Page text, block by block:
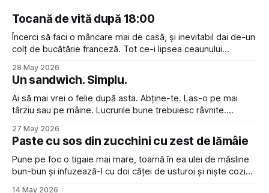
Tocană de vită după 18:00
Încerci să faci o mâncare mai de casă, și inevitabil dai de-un
colț de bucătărie franceză. Tot ce-i lipsea ceaunului
loc de apă, și o atitudine disprețuitoare față de cei care nu
pot pronunța “croissant” cu
28 May 2026
Un sandwich. Simplu.
Ai să mai vrei o felie după asta. Abține-te. Las-o pe mai
târziu sau pe mâine. Lucrurile bune trebuiesc râvnite.
toată ziua, cu anticipație.
27 May 2026
Paste cu sos din zucchini cu zest de lămâie
Pune pe foc o tigaie mai mare, toarnă în ea ulei de măsline
bun-bun și infuzează-l cu doi căței de usturoi și niște cozi
14 May 2026